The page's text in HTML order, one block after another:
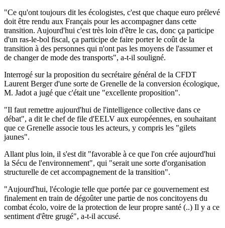
"Ce qu'ont toujours dit les écologistes, c'est que chaque euro prélevé
doit être rendu aux Français pour les accompagner dans cette
transition. Aujourd'hui c'est très loin d'être le cas, donc ça participe
d'un ras-le-bol fiscal, ça participe de faire porter le coût de la
transition à des personnes qui n'ont pas les moyens de l'assumer et
de changer de mode des transports", a-t-il souligné.
Interrogé sur la proposition du secrétaire général de la CFDT
Laurent Berger d'une sorte de Grenelle de la conversion écologique,
M. Jadot a jugé que c'était une "excellente proposition".
"Il faut remettre aujourd'hui de l'intelligence collective dans ce
débat", a dit le chef de file d'EELV aux européennes, en souhaitant
que ce Grenelle associe tous les acteurs, y compris les "gilets
jaunes".
Allant plus loin, il s'est dit "favorable à ce que l'on crée aujourd'hui
la Sécu de l'environnement", qui "serait une sorte d'organisation
structurelle de cet accompagnement de la transition".
"Aujourd'hui, l'écologie telle que portée par ce gouvernement est
finalement en train de dégoûter une partie de nos concitoyens du
combat écolo, voire de la protection de leur propre santé (..) Il y a ce
sentiment d'être grugé", a-t-il accusé.